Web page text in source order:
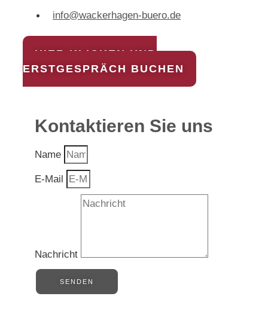
info@wackerhagen-buero.de
HIER KLICKEN UND
ERSTGESPRÄCH BUCHEN
Kontaktieren Sie uns
Name
E-Mail
Nachricht
SENDEN